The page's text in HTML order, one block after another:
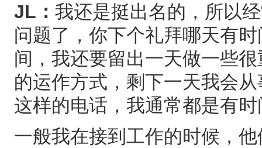
JL： 我还是挺出名的，所以
问题了，你下个礼拜哪天有
间，我还要留出一天做一些
的运作方式，剩下一天我会
这样的电话，我通常都是有
一般我在接到工作的时候，